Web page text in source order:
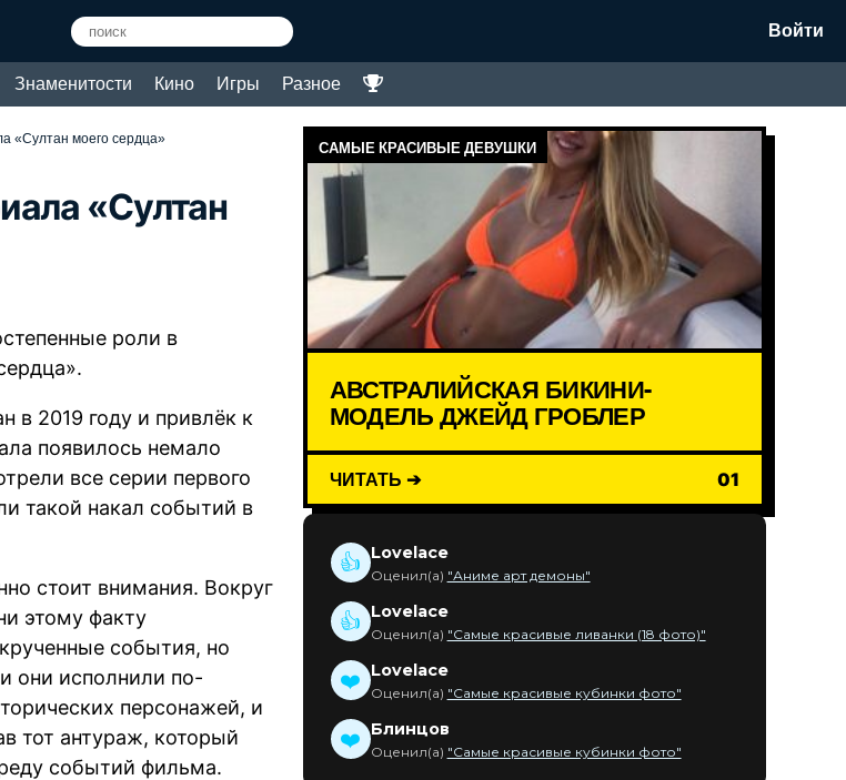
Войти
Знаменитости Кино Игры Разное
«Султан моего сердца»
«Султан
роли в
в 2019 году и привлёк к
появилось немало
все серии первого
такой накал событий в
стоит внимания. Вокруг
этому факту
события, но
они исполнили по-
персонажей, и
тот антураж, который
событий фильма.
САМЫЕ КРАСИВЫЕ ДЕВУШКИ
АВСТРАЛИЙСКАЯ БИКИНИ-
МОДЕЛЬ ДЖЕЙД ГРОБЛЕР
ЧИТАТЬ ➔ 01
👍 Lovelace
Оценил(а) "Аниме арт демоны"
👍 Lovelace
Оценил(а) "Самые красивые ливанки (18 фото)"
❤️ Lovelace
Оценил(а) "Самые красивые кубинки фото"
❤️ Блинцов
Оценил(а) "Самые красивые кубинки фото"